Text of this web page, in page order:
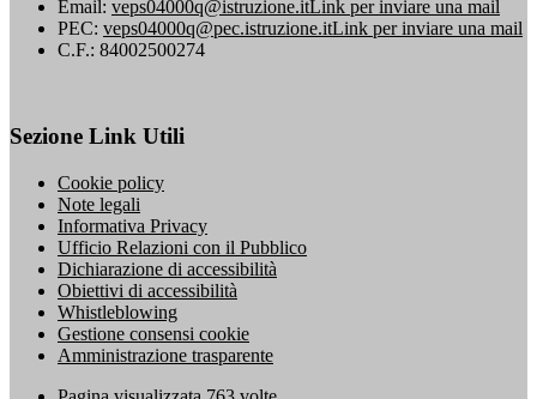
Email: veps04000q@istruzione.itLink per inviare una mail
PEC: veps04000q@pec.istruzione.itLink per inviare una mail
C.F.: 84002500274
Sezione Link Utili
Cookie policy
Note legali
Informativa Privacy
Ufficio Relazioni con il Pubblico
Dichiarazione di accessibilità
Obiettivi di accessibilità
Whistleblowing
Gestione consensi cookie
Amministrazione trasparente